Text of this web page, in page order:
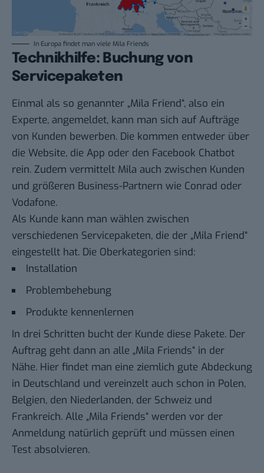
In Europa findet man viele Mila Friends
Technikhilfe: Buchung von
Servicepaketen
Einmal als so genannter „Mila Friend“, also ein
Experte, angemeldet, kann man sich auf Aufträge
von Kunden bewerben. Die kommen entweder über
die Website, die App oder den Facebook Chatbot
rein. Zudem vermittelt Mila auch zwischen Kunden
und größeren Business-Partnern wie Conrad oder
Vodafone.
Als Kunde kann man wählen zwischen
verschiedenen Servicepaketen, die der „Mila Friend“
eingestellt hat. Die Oberkategorien sind:
Installation
Problembehebung
Produkte kennenlernen
In drei Schritten bucht der Kunde diese Pakete. Der
Auftrag geht dann an alle „Mila Friends“ in der
Nähe. Hier findet man eine ziemlich gute Abdeckung
in Deutschland und vereinzelt auch schon in Polen,
Belgien, den Niederlanden, der Schweiz und
Frankreich. Alle „Mila Friends“ werden vor der
Anmeldung natürlich geprüft und müssen einen
Test absolvieren.